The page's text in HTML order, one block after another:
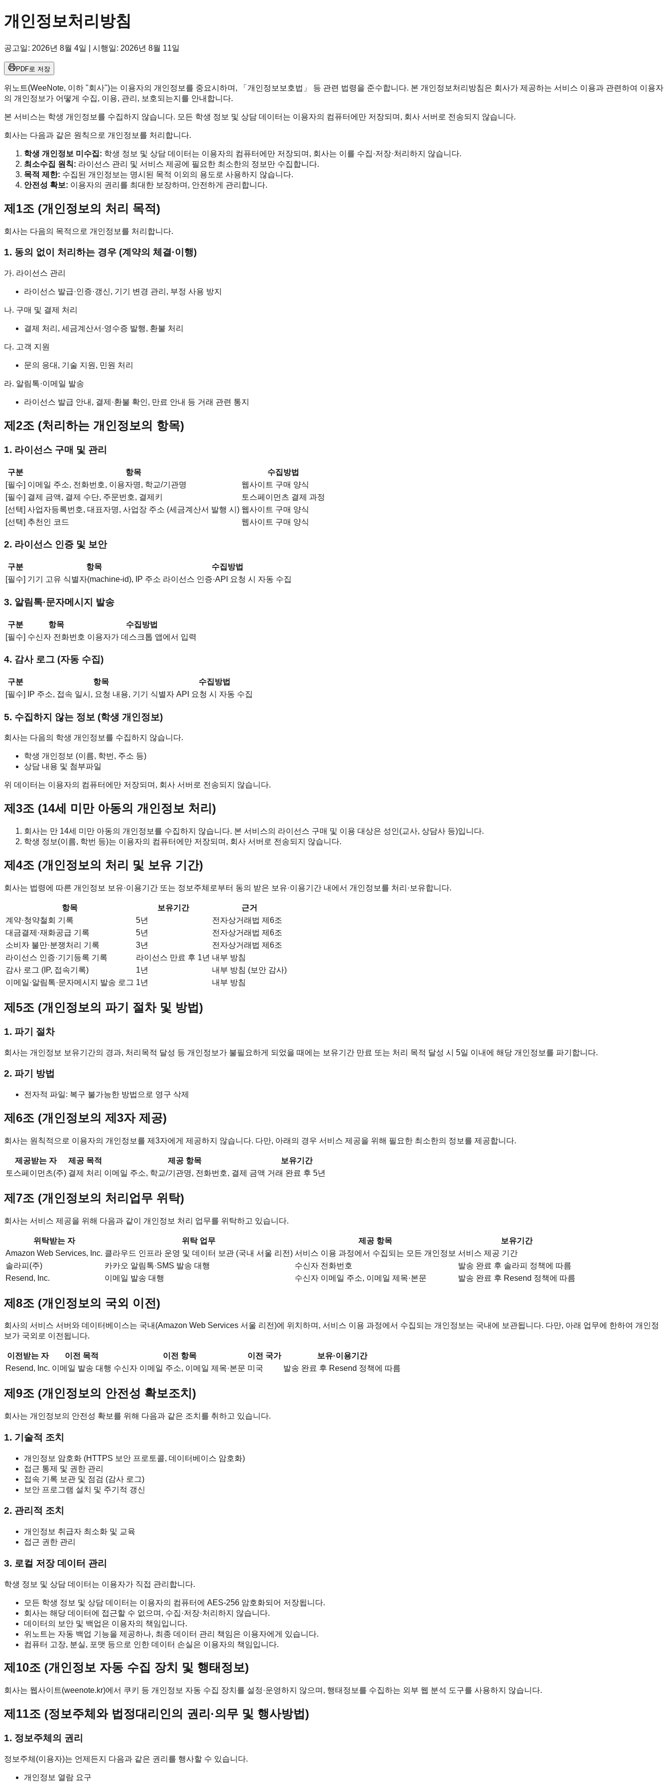
개인정보처리방침
공고일: 2026년 8월 4일 | 시행일: 2026년 8월 11일
PDF로 저장
위노트(WeeNote, 이하 "회사")는 이용자의 개인정보를 중요시하며, 「개인정보보호법」 등 관련 법령을 준수합니다. 본 개인정보처리방침은 회사가 제공하는 서비스 이용과 관련하여 이용자
의 개인정보가 어떻게 수집, 이용, 관리, 보호되는지를 안내합니다.
본 서비스는 학생 개인정보를 수집하지 않습니다. 모든 학생 정보 및 상담 데이터는 이용자의 컴퓨터에만 저장되며, 회사 서버로 전송되지 않습니다.
회사는 다음과 같은 원칙으로 개인정보를 처리합니다.
학생 개인정보 미수집: 학생 정보 및 상담 데이터는 이용자의 컴퓨터에만 저장되며, 회사는 이를 수집·저장·처리하지 않습니다.
최소수집 원칙: 라이선스 관리 및 서비스 제공에 필요한 최소한의 정보만 수집합니다.
목적 제한: 수집된 개인정보는 명시된 목적 이외의 용도로 사용하지 않습니다.
안전성 확보: 이용자의 권리를 최대한 보장하며, 안전하게 관리합니다.
제1조 (개인정보의 처리 목적)
회사는 다음의 목적으로 개인정보를 처리합니다.
1. 동의 없이 처리하는 경우 (계약의 체결·이행)
가. 라이선스 관리
라이선스 발급·인증·갱신, 기기 변경 관리, 부정 사용 방지
나. 구매 및 결제 처리
결제 처리, 세금계산서·영수증 발행, 환불 처리
다. 고객 지원
문의 응대, 기술 지원, 민원 처리
라. 알림톡·이메일 발송
라이선스 발급 안내, 결제·환불 확인, 만료 안내 등 거래 관련 통지
제2조 (처리하는 개인정보의 항목)
1. 라이선스 구매 및 관리
구분 항목
수집방법
[필수] 이메일 주소, 전화번호, 이용자명, 학교/기관명
웹사이트 구매 양식
[필수] 결제 금액, 결제 수단, 주문번호, 결제키
토스페이먼츠 결제 과정
[선택] 사업자등록번호, 대표자명, 사업장 주소 (세금계산서 발행 시) 웹사이트 구매 양식
[선택] 추천인 코드 웹사이트 구매 양식
2. 라이선스 인증 및 보안
구분 항목
수집방법
[필수] 기기 고유 식별자(machine-id), IP 주소 라이선스 인증·API 요청 시 자동 수집
3. 알림톡·문자메시지 발송
구분 항목
수집방법
[필수] 수신자 전화번호 이용자가 데스크톱 앱에서 입력
4. 감사 로그 (자동 수집)
구분 항목
수집방법
[필수]
IP 주소, 접속 일시, 요청 내용, 기기 식별자 API 요청 시 자동 수집
5. 수집하지 않는 정보 (학생 개인정보)
회사는 다음의 학생 개인정보를 수집하지 않습니다.
학생 개인정보 (이름, 학번, 주소 등)
상담 내용 및 첨부파일
위 데이터는 이용자의 컴퓨터에만 저장되며, 회사 서버로 전송되지 않습니다.
제3조 (14세 미만 아동의 개인정보 처리)
회사는 만 14세 미만 아동의 개인정보를 수집하지 않습니다. 본 서비스의 라이선스 구매 및 이용 대상은 성인(교사, 상담사 등)입니다.
학생 정보(이름, 학번 등)는 이용자의 컴퓨터에만 저장되며, 회사 서버로 전송되지 않습니다.
제4조 (개인정보의 처리 및 보유 기간)
회사는 법령에 따른 개인정보 보유·이용기간 또는 정보주체로부터 동의 받은 보유·이용기간 내에서 개인정보를 처리·보유합니다.
항목 보유기간
근거
계약·청약철회 기록
5년
전자상거래법 제6조
대금결제·재화공급 기록
5년
전자상거래법 제6조
소비자 불만·분쟁처리 기록
3년
전자상거래법 제6조
라이선스 인증·기기등록 기록
라이선스 만료 후 1년 내부 방침
감사 로그 (IP, 접속기록)
1년
내부 방침 (보안 감사)
이메일·알림톡·문자메시지 발송 로그 1년 내부 방침
제5조 (개인정보의 파기 절차 및 방법)
1. 파기 절차
회사는 개인정보 보유기간의 경과, 처리목적 달성 등 개인정보가 불필요하게 되었을 때에는 보유기간 만료 또는 처리 목적 달성 시 5일 이내에 해당 개인정보를 파기합니다.
2. 파기 방법
전자적 파일: 복구 불가능한 방법으로 영구 삭제
제6조 (개인정보의 제3자 제공)
회사는 원칙적으로 이용자의 개인정보를 제3자에게 제공하지 않습니다. 다만, 아래의 경우 서비스 제공을 위해 필요한 최소한의 정보를 제공합니다.
제공받는 자 제공 목적 제공 항목
보유기간
토스페이먼츠(주) 결제 처리 이메일 주소, 학교/기관명, 전화번호, 결제 금액 거래 완료 후 5년
제7조 (개인정보의 처리업무 위탁)
회사는 서비스 제공을 위해 다음과 같이 개인정보 처리 업무를 위탁하고 있습니다.
위탁받는 자 위탁 업무 제공 항목
보유기간
Amazon Web Services, Inc. 클라우드 인프라 운영 및 데이터 보관 (국내 서울 리전) 서비스 이용 과정에서 수집되는 모든 개인정보 서비스 제공 기간
솔라피(주)
카카오 알림톡·SMS 발송 대행 수신자 전화번호
발송 완료 후 솔라피 정책에 따름
Resend, Inc.
이메일 발송 대행 수신자 이메일 주소, 이메일 제목·본문 발송 완료 후 Resend 정책에 따름
제8조 (개인정보의 국외 이전)
회사의 서비스 서버와 데이터베이스는 국내(Amazon Web Services 서울 리전)에 위치하며, 서비스 이용 과정에서 수집되는 개인정보는 국내에 보관됩니다. 다만, 아래 업무에 한하여 개인정
보가 국외로 이전됩니다.
이전받는 자 이전 목적 이전 항목 이전 국가
보유·이용기간
Resend, Inc. 이메일 발송 대행 수신자 이메일 주소, 이메일 제목·본문 미국 발송 완료 후 Resend 정책에 따름
제9조 (개인정보의 안전성 확보조치)
회사는 개인정보의 안전성 확보를 위해 다음과 같은 조치를 취하고 있습니다.
1. 기술적 조치
개인정보 암호화 (HTTPS 보안 프로토콜, 데이터베이스 암호화)
접근 통제 및 권한 관리
접속 기록 보관 및 점검 (감사 로그)
보안 프로그램 설치 및 주기적 갱신
2. 관리적 조치
개인정보 취급자 최소화 및 교육
접근 권한 관리
3. 로컬 저장 데이터 관리
학생 정보 및 상담 데이터는 이용자가 직접 관리합니다.
모든 학생 정보 및 상담 데이터는 이용자의 컴퓨터에 AES-256 암호화되어 저장됩니다.
회사는 해당 데이터에 접근할 수 없으며, 수집·저장·처리하지 않습니다.
데이터의 보안 및 백업은 이용자의 책임입니다.
위노트는 자동 백업 기능을 제공하나, 최종 데이터 관리 책임은 이용자에게 있습니다.
컴퓨터 고장, 분실, 포맷 등으로 인한 데이터 손실은 이용자의 책임입니다.
제10조 (개인정보 자동 수집 장치 및 행태정보)
회사는 웹사이트(weenote.kr)에서 쿠키 등 개인정보 자동 수집 장치를 설정·운영하지 않으며, 행태정보를 수집하는 외부 웹 분석 도구를 사용하지 않습니다.
제11조 (정보주체와 법정대리인의 권리·의무 및 행사방법)
1. 정보주체의 권리
정보주체(이용자)는 언제든지 다음과 같은 권리를 행사할 수 있습니다.
개인정보 열람 요구